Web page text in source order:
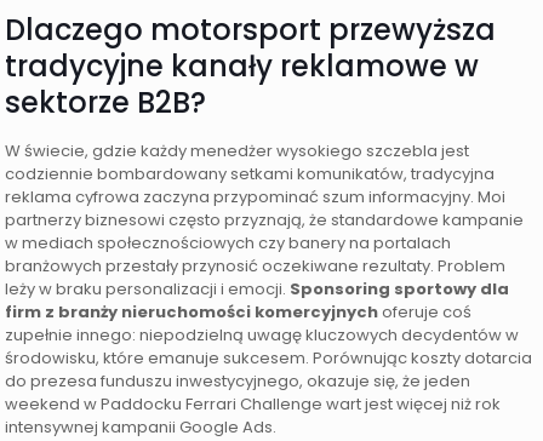
Dlaczego motorsport przewyższa
tradycyjne kanały reklamowe w
sektorze B2B?
W świecie, gdzie każdy menedżer wysokiego szczebla jest
codziennie bombardowany setkami komunikatów, tradycyjna
reklama cyfrowa zaczyna przypominać szum informacyjny. Moi
partnerzy biznesowi często przyznają, że standardowe kampanie
w mediach społecznościowych czy banery na portalach
branżowych przestały przynosić oczekiwane rezultaty. Problem
leży w braku personalizacji i emocji. Sponsoring sportowy dla
firm z branży nieruchomości komercyjnychoferuje coś
zupełnie innego: niepodzielną uwagę kluczowych decydentów w
środowisku, które emanuje sukcesem. Porównując koszty dotarcia
do prezesa funduszu inwestycyjnego, okazuje się, że jeden
weekend w Paddocku Ferrari Challenge wart jest więcej niż rok
intensywnej kampanii Google Ads.